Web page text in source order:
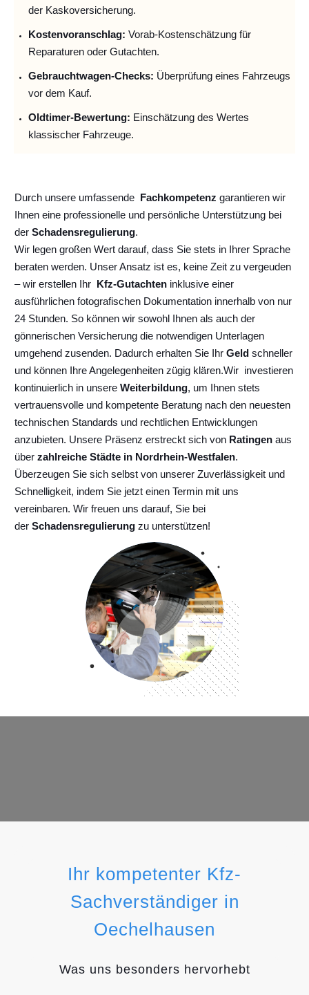
der Kaskoversicherung.
Kostenvoranschlag: Vorab-Kostenschätzung für
Reparaturen oder Gutachten.
Gebrauchtwagen-Checks: Überprüfung eines Fahrzeugs
vor dem Kauf.
Oldtimer-Bewertung: Einschätzung des Wertes
klassischer Fahrzeuge.
Durch unsere umfassende Fachkompetenz garantieren wir
Ihnen eine professionelle und persönliche Unterstützung bei
der Schadensregulierung.
Wir legen großen Wert darauf, dass Sie stets in Ihrer Sprache
beraten werden. Unser Ansatz ist es, keine Zeit zu vergeuden
– wir erstellen Ihr Kfz-Gutachten inklusive einer
ausführlichen fotografischen Dokumentation innerhalb von nur
24 Stunden. So können wir sowohl Ihnen als auch der
gönnerischen Versicherung die notwendigen Unterlagen
umgehend zusenden. Dadurch erhalten Sie Ihr Geld schneller
und können Ihre Angelegenheiten zügig klären.Wir investieren
kontinuierlich in unsere Weiterbildung, um Ihnen stets
vertrauensvolle und kompetente Beratung nach den neuesten
technischen Standards und rechtlichen Entwicklungen
anzubieten. Unsere Präsenz erstreckt sich von Ratingen aus
über zahlreiche Städte in Nordrhein-Westfalen.
Überzeugen Sie sich selbst von unserer Zuverlässigkeit und
Schnelligkeit, indem Sie jetzt einen Termin mit uns
vereinbaren. Wir freuen uns darauf, Sie bei
der Schadensregulierung zu unterstützen!
Ihr kompetenter Kfz-
Sachverständiger in
Oechelhausen
Was uns besonders hervorhebt